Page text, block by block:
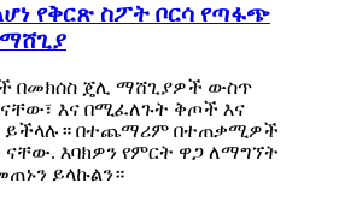
የቅርጽ ስፖት ቦርሳ የጣፋጭ
በመክሰስ ጄሊ ማሸጊያዎች ውስጥ
እና በሚፈለጉት ቅጦች እና
ይችላሉ። በተጨማሪም በተጠቃሚዎች
ናቸው. እባክዎን የምርት ዋጋ ለማግኘት
ይላኩልን።